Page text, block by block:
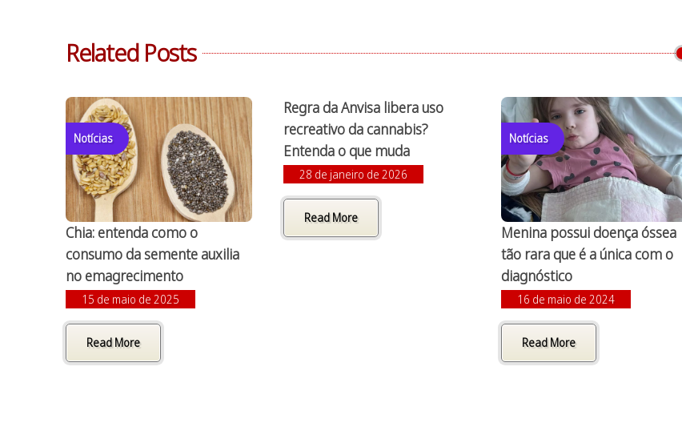
Related Posts
Notícias
Chia: entenda como o
consumo da semente auxilia
no emagrecimento
15 de maio de 2025
Read More
Regra da Anvisa libera uso
recreativo da cannabis?
Entenda o que muda
28 de janeiro de 2026
Read More
Notícias
Menina possui doença óssea
tão rara que é a única com o
diagnóstico
16 de maio de 2024
Read More